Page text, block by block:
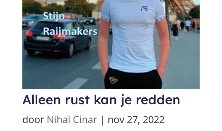
Alleen rust kan je redden
door Nihal Cinar| nov 27, 2022